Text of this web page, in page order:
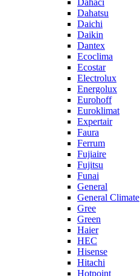
Dahaci
Dahatsu
Daichi
Daikin
Dantex
Ecoclima
Ecostar
Electrolux
Energolux
Eurohoff
Euroklimat
Expertair
Faura
Ferrum
Fujiaire
Fujitsu
Funai
General
General Climate
Gree
Green
Haier
HEC
Hisense
Hitachi
Hotpoint